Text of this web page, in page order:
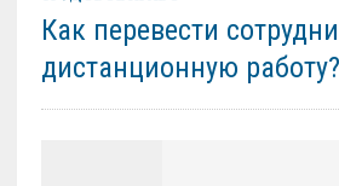
Как перевести
дистанционную работу?